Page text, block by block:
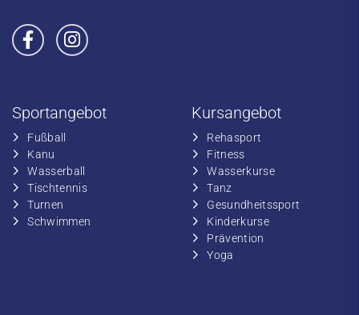
Sportangebot
Fußball
​Kanu
​Wasserball
​Tischtennis
​​Turnen
​​Schwimmen
Kursangebot
​Rehasport
​​Fitness
​​Wasserkurse
​​Tanz
​Gesundheitssport
​Kinderkurse
Prävention
Yoga